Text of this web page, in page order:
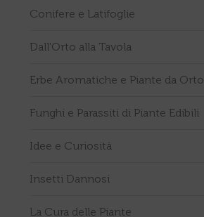
Conifere e Latifoglie
Dall'Orto alla Tavola
Erbe Aromatiche e Piante da Orto
Funghi e Parassiti di Piante Edibili
Idee e Curiosità
Insetti Dannosi
La Cura delle Piante